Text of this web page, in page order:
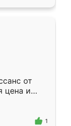
от
цена и
1